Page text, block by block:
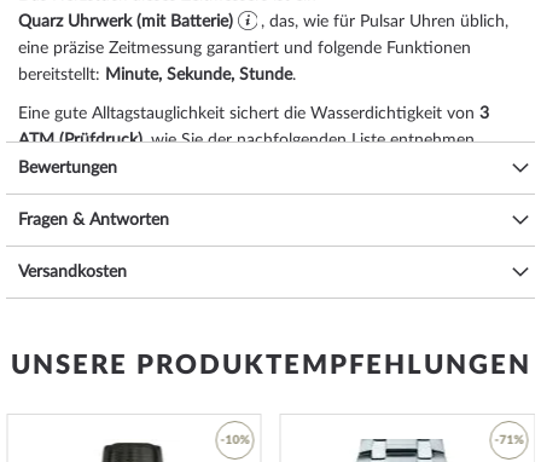
Quarz Uhrwerk (mit Batterie)
, das, wie für Pulsar Uhren üblich,
eine präzise Zeitmessung garantiert und folgende Funktionen
bereitstellt: Minute, Sekunde, Stunde.
Eine gute Alltagstauglichkeit sichert die Wasserdichtigkeit von 3
ATM (Prüfdruck), wie Sie der nachfolgenden Liste entnehmen
können:
5 ATM: Duschen & Baden ist mit dieser Uhr möglich. Schwimmen
oder Tauchen nicht.
10 ATM: Einem Schwimmbadbesuch ist die Uhr gewachsen,
Tauchgängen hingegen nicht.
Schwimmen und Tauchen in geringer Tiefe geeignet*.
mit Faltschließe bereiten. Das Edelstahl-Armband bietet einen
Bewertungen
Fragen & Antworten
Versandkosten
UNSERE PRODUKTEMPFEHLUNGEN
-10% -71%